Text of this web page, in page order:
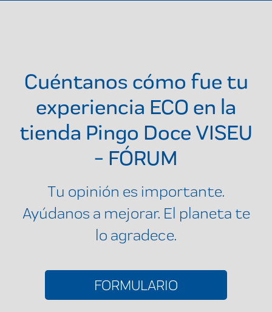
Cuéntanos cómo fue tu
experiencia ECO en la
tienda Pingo Doce VISEU
- FÓRUM
Tu opinión es importante.
Ayúdanos a mejorar. El planeta te
lo agradece.
FORMULARIO